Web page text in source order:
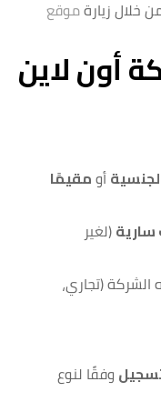
زيارةموقع
أون لاين
أومقيمًا
سارية(لغير
(تجاري،
وفقًا لنوع